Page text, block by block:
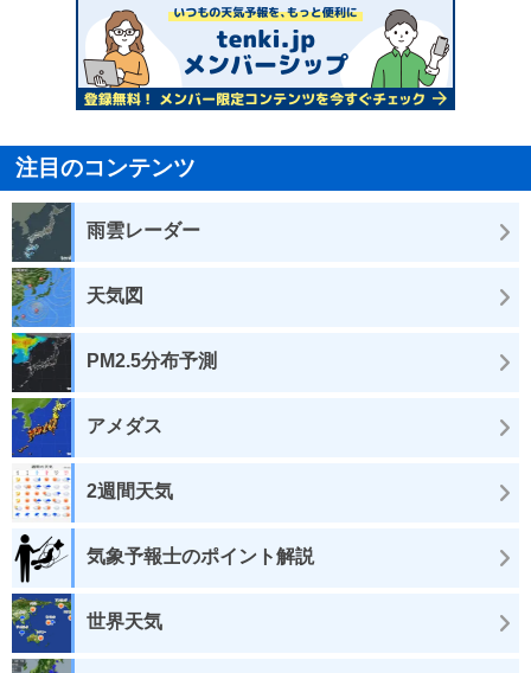
注目のコンテンツ
雨雲レーダー
天気図
PM2.5分布予測
アメダス
2週間天気
気象予報士のポイント解説
世界天気